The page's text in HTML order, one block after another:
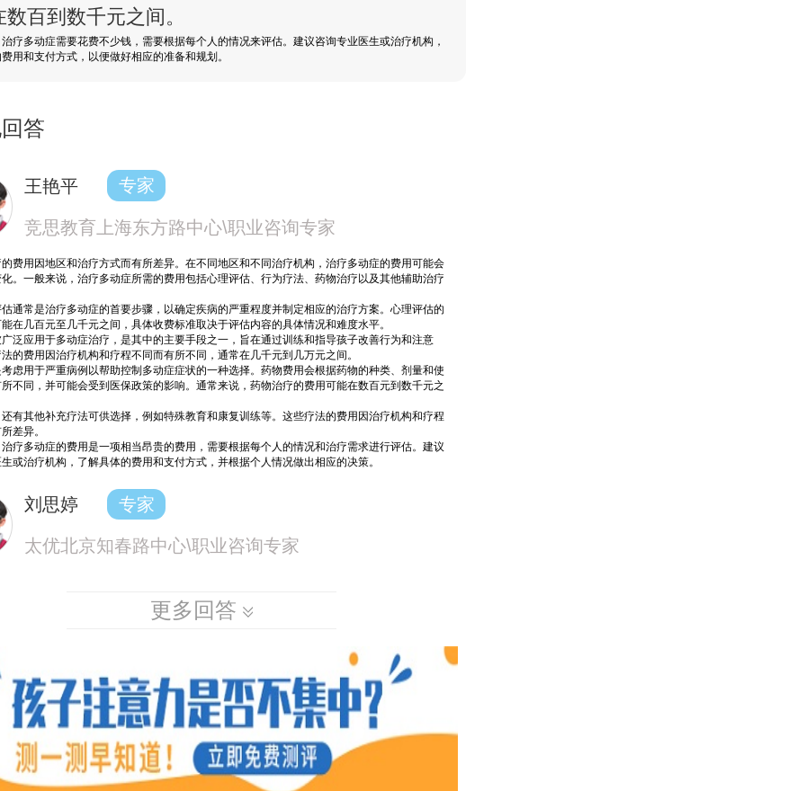
百到数千元之间。
疗多动症需要花费不少钱，需要根据每个人的情况来评估。建议咨询专业医生或治疗机构，
用和支付方式，以便做好相应的准备和规划。
答
王艳平 专家
竞思教育上海东方路中心\职业咨询专家
费用因地区和治疗方式而有所差异。在不同地区和不同治疗机构，治疗多动症的费用可能会
。一般来说，治疗多动症所需的费用包括心理评估、行为疗法、药物治疗以及其他辅助治疗
通常是治疗多动症的首要步骤，以确定疾病的严重程度并制定相应的治疗方案。心理评估的
在几百元至几千元之间，具体收费标准取决于评估内容的具体情况和难度水平。
泛应用于多动症治疗，是其中的主要手段之一，旨在通过训练和指导孩子改善行为和注意
的费用因治疗机构和疗程不同而有所不同，通常在几千元到几万元之间。
虑用于严重病例以帮助控制多动症症状的一种选择。药物费用会根据药物的种类、剂量和使
不同，并可能会受到医保政策的影响。通常来说，药物治疗的费用可能在数百元到数千元之
有其他补充疗法可供选择，例如特殊教育和康复训练等。这些疗法的费用因治疗机构和疗程
差异。
疗多动症的费用是一项相当昂贵的费用，需要根据每个人的情况和治疗需求进行评估。建议
或治疗机构，了解具体的费用和支付方式，并根据个人情况做出相应的决策。
刘思婷 专家
太优北京知春路中心\职业咨询专家
更多回答